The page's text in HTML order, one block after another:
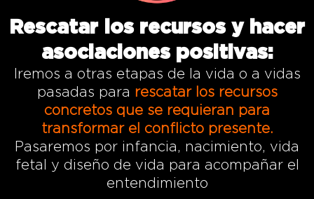
Rescatar los recursos y hacer
asociaciones positivas:
Iremos a otras etapas de la vida o a vidas
pasadas para rescatar los recursos
concretos que se requieran para
transformar el conflicto presente.
Pasaremos por infancia, nacimiento, vida
fetal y diseño de vida para acompañar el
entendimiento